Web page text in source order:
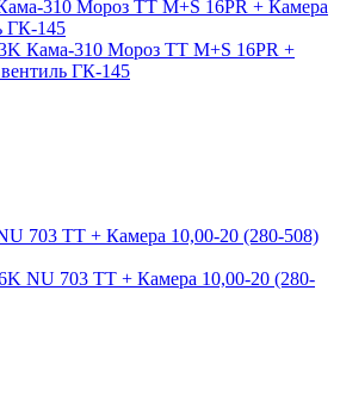
Кама-310 Мороз TT M+S 16PR +
ГК-145
NU 703 TT + Камера 10,00-20 (280-